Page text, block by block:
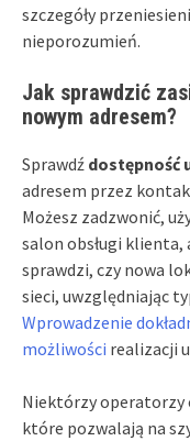
szczegóły
nieporozumień.
Jak sprawdzić
nowym adresem?
Sprawdź dostępność
adresem przez
Możesz zadzwonić,
salon obsługi klienta,
sprawdzi, czy nowa
sieci, uwzględniając
Wprowadzenie
możliwości realizacji
Niektórzy operatorzy
które pozwalają na